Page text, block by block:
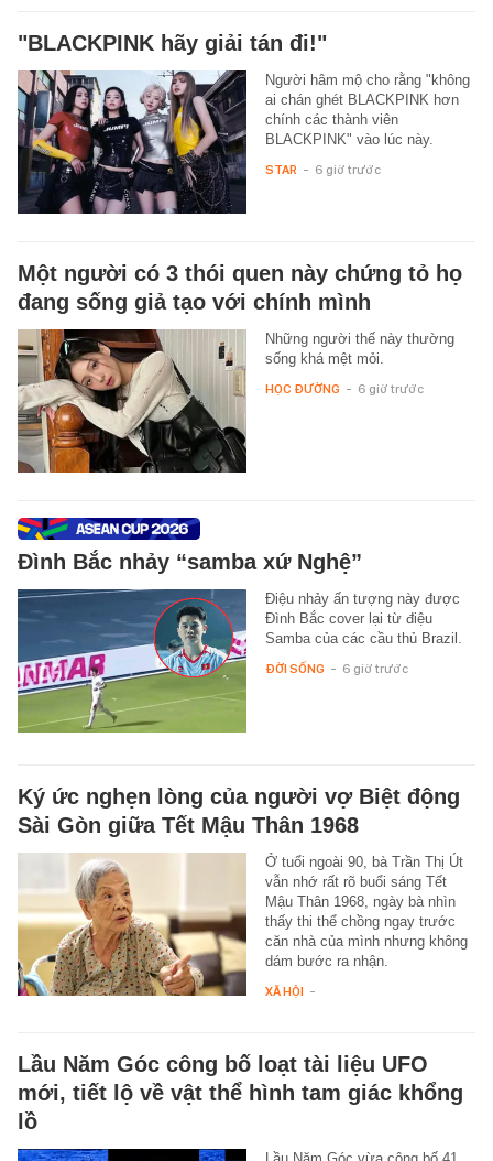
"BLACKPINK hãy giải tán đi!"
Người hâm mộ cho rằng "không
ai chán ghét BLACKPINK hơn
chính các thành viên
BLACKPINK" vào lúc này.
STAR - 6 giờ trước
Một người có 3 thói quen này chứng tỏ họ
đang sống giả tạo với chính mình
Những người thế này thường
sống khá mệt mỏi.
HỌC ĐƯỜNG - 6 giờ trước
Đình Bắc nhảy “samba xứ Nghệ”
Điệu nhảy ấn tượng này được
Đình Bắc cover lại từ điệu
Samba của các cầu thủ Brazil.
ĐỜI SỐNG - 6 giờ trước
Ký ức nghẹn lòng của người vợ Biệt động
Sài Gòn giữa Tết Mậu Thân 1968
Ở tuổi ngoài 90, bà Trần Thị Út
vẫn nhớ rất rõ buổi sáng Tết
Mậu Thân 1968, ngày bà nhìn
thấy thi thể chồng ngay trước
căn nhà của mình nhưng không
dám bước ra nhận.
XÃ HỘI -
Lầu Năm Góc công bố loạt tài liệu UFO
mới, tiết lộ về vật thể hình tam giác khổng
lồ